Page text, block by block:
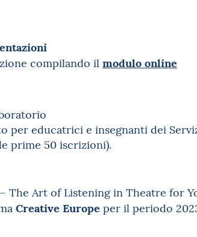
compilando ilmodulo online
per educatrici e insegnanti dei
prime 50 iscrizioni).
– The Art of Listening in Theatre for
Creative Europe per il periodo